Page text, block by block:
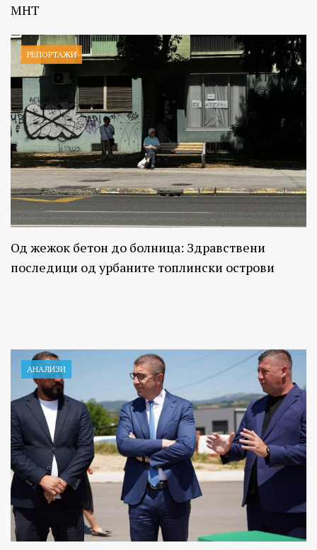
МНТ
РЕПОРТАЖИ
Од жежок бетон до болница: Здравствени
последици од урбаните топлински острови
АНАЛИЗИ